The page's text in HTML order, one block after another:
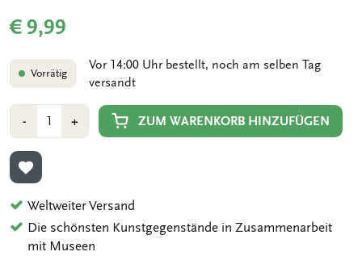
€ 9,99
Vorrätig
Vor 14:00 Uhr bestellt, noch am selben Tag
versandt
-Min
1
Anzahl
+Plus
1
ZUM WARENKORB HINZUFÜGEN
ZUR WUNSCHLISTE HINZUFÜGEN
Weltweiter Versand
Die schönsten Kunstgegenstände in Zusammenarbeit
mit Museen